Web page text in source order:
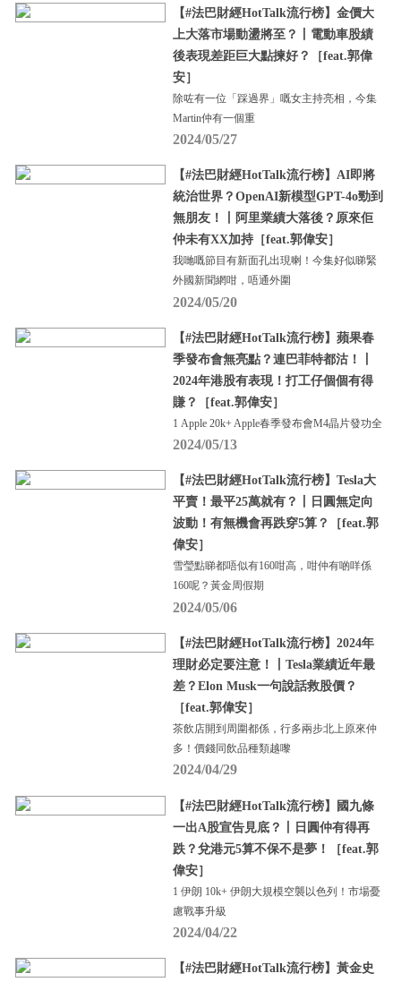
【#法巴財經HotTalk流行榜】金價大
上大落市場動盪將至？丨電動車股績
後表現差距巨大點揀好？［feat.郭偉
安］
除咗有一位「踩過界」嘅女主持亮相，今集
Martin仲有一個重
2024/05/27
【#法巴財經HotTalk流行榜】AI即將
統治世界？OpenAI新模型GPT-4o勁到
無朋友！丨阿里業績大落後？原來佢
仲未有XX加持［feat.郭偉安］
我哋嘅節目有新面孔出現喇！今集好似睇緊
外國新聞網咁，唔通外圍
2024/05/20
【#法巴財經HotTalk流行榜】蘋果春
季發布會無亮點？連巴菲特都沽！丨
2024年港股有表現！打工仔個個有得
賺？［feat.郭偉安］
1 Apple 20k+ Apple春季發布會M4晶片發功全
2024/05/13
【#法巴財經HotTalk流行榜】Tesla大
平賣！最平25萬就有？丨日圓無定向
波動！有無機會再跌穿5算？［feat.郭
偉安］
雪瑩點睇都唔似有160咁高，咁仲有啲咩係
160呢？黃金周假期
2024/05/06
【#法巴財經HotTalk流行榜】2024年
理財必定要注意！丨Tesla業績近年最
差？Elon Musk一句說話救股價？
［feat.郭偉安］
茶飲店開到周圍都係，行多兩步北上原來仲
多！價錢同飲品種類越嚟
2024/04/29
【#法巴財經HotTalk流行榜】國九條
一出A股宣告見底？丨日圓仲有得再
跌？兌港元5算不保不是夢！［feat.郭
偉安］
1 伊朗 10k+ 伊朗大規模空襲以色列！市場憂
慮戰事升級
2024/04/22
【#法巴財經HotTalk流行榜】黃金史